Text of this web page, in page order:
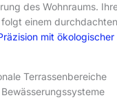
des Wohnraums.
einem
mit
Terrassenbereiche